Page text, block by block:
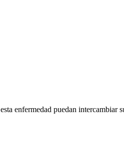
enfermedad puedan intercambiar